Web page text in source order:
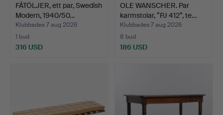
FÅTÖLJER, ett par, Swedish
Modern, 1940/50…
Klubbades 7 aug 2026
1 bud
316 USD
OLE WANSCHER. Par
karmstolar, ”PJ 412”, te…
Klubbades 7 aug 2026
8 bud
186 USD